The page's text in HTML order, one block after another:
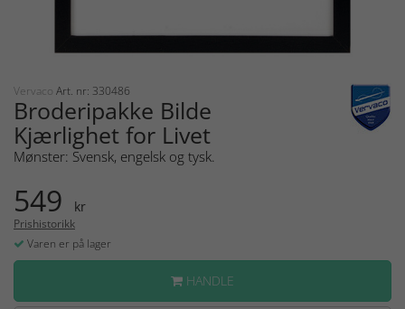
Vervaco Art. nr: 330486
Broderipakke Bilde
Kjærlighet for Livet
Mønster: Svensk, engelsk og tysk.
549 kr
Prishistorikk
Varen er på lager
HANDLE